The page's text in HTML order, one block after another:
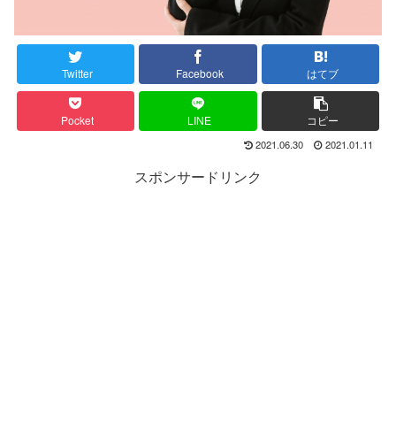
Twitter Facebook はてブ
Pocket LINE コピー
2021.06.30 2021.01.11
スポンサードリンク